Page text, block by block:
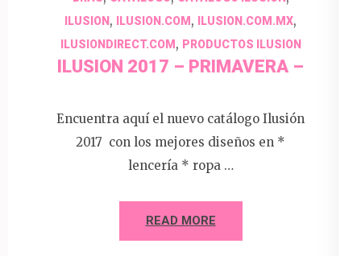
ILUSION, ILUSION.COM, ILUSION.COM.MX,
ILUSIONDIRECT.COM, PRODUCTOS ILUSION
ILUSION 2017 – PRIMAVERA –
Encuentra aquí el nuevo catálogo Ilusión
2017 con los mejores diseños en *
lencería * ropa …
READ MORE